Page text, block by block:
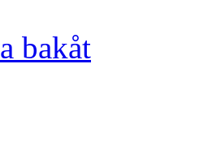
bakåt